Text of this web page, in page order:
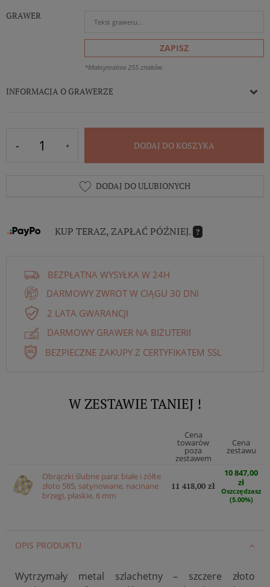
GRAWER
ZAPISZ
*Maksymalnie 255 znaków.
INFORMACJA O GRAWERZE
DODAJ DO KOSZYKA
DODAJ DO ULUBIONYCH
KUP TERAZ, ZAPŁAĆ PÓŹNIEJ. ?
BEZPŁATNA WYSYŁKA W 24H
DARMOWY ZWROT W CIĄGU 30 DNI
2 LATA GWARANCJI
DARMOWY GRAWER NA BIŻUTERII
BEZPIECZNE ZAKUPY Z CERTYFIKATEM SSL
W ZESTAWIE TANIEJ !
Cena
towarów
poza
zestawem
Cena
zestawu
Obrączki ślubne para: białe i żółte
złoto 585, satynowane, nacinane
brzegi, płaskie, 6 mm
11 418,00 zł
10 847,00
zł
Oszczędzasz
(5.00%)
OPIS PRODUKTU
Wytrzymały metal szlachetny – szczere złoto